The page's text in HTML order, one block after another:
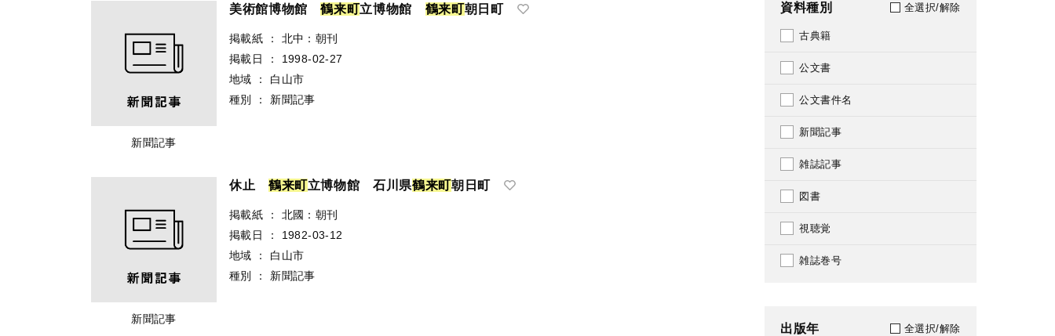
新聞記事
美術館博物館鶴来町立博物館 鶴来町朝日町
掲載紙 ：
北中：朝刊
掲載日
：
1998-02-27
地域
：
白山市
種別
： 新聞記事
新聞記事
休止 鶴来町立博物館 石川県鶴来町朝日町
掲載紙 ：
北國：朝刊
掲載日
：
1982-03-12
地域
：
白山市
種別
： 新聞記事
資料種別 全選択/解除
古典籍
公文書
公文書件名
新聞記事
雑誌記事
図書
視聴覚
雑誌巻号
出版年 全選択/解除